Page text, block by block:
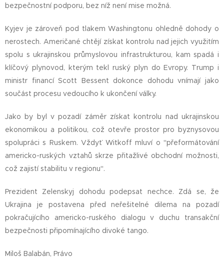
bezpečnostní podporu, bez níž není mise možná.
Kyjev je zároveň pod tlakem Washingtonu ohledně dohody o
nerostech. Američané chtějí získat kontrolu nad jejich využitím
spolu s ukrajinskou průmyslovou infrastrukturou, kam spadá i
klíčový plynovod, kterým tekl ruský plyn do Evropy. Trump i
ministr financí Scott Bessent dokonce dohodu vnímají jako
součást procesu vedoucího k ukončení války.
Jako by byl v pozadí záměr získat kontrolu nad ukrajinskou
ekonomikou a politikou, což otevře prostor pro byznysovou
spolupráci s Ruskem. Vždyť Witkoff mluví o "přeformátování
americko-ruských vztahů skrze přitažlivé obchodní možnosti,
což zajistí stabilitu v regionu".
Prezident Zelenskyj dohodu podepsat nechce. Zdá se, že
Ukrajina je postavena před neřešitelné dilema na pozadí
pokračujícího americko-ruského dialogu v duchu transakční
bezpečnosti připomínajícího divoké tango.
Miloš Balabán, Právo